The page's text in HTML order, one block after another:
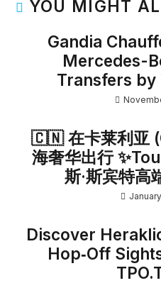
YOU MIGHT
Gandia
Mercedes-
Transfers by
🇨🇳 在卡莱利亚
海奢华出行
斯·斯宾特高
Discover
Hop‑Off